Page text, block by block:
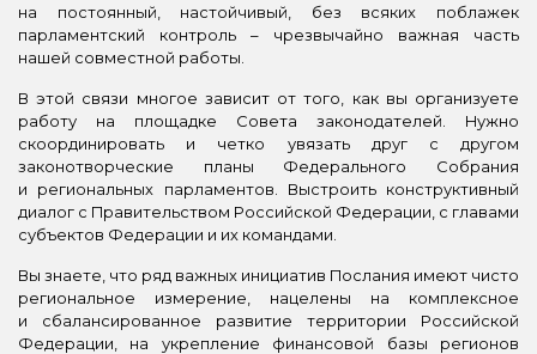
на постоянный, настойчивый, без всяких поблажек
парламентский контроль – чрезвычайно важная часть
нашей совместной работы.
В этой связи многое зависит от того, как вы организуете
работу на площадке Совета законодателей. Нужно
скоординировать и четко увязать друг с другом
законотворческие планы Федерального Собрания
и региональных парламентов. Выстроить конструктивный
диалог с Правительством Российской Федерации, с главами
субъектов Федерации и их командами.
Вы знаете, что ряд важных инициатив Послания имеют чисто
региональное измерение, нацелены на комплексное
и сбалансированное развитие территории Российской
Федерации, на укрепление финансовой базы регионов